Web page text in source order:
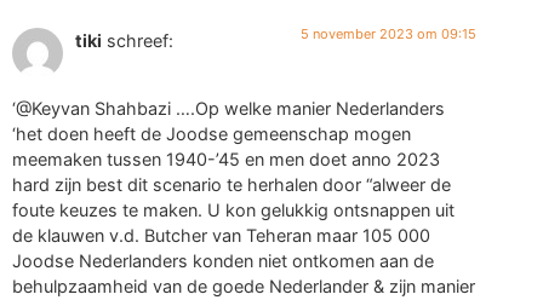
tiki schreef: 5 november 2023 om 09:15
‘@Keyvan Shahbazi ….Op welke manier Nederlanders
‘het doen heeft de Joodse gemeenschap mogen
meemaken tussen 1940-’45 en men doet anno 2023
hard zijn best dit scenario te herhalen door “alweer de
foute keuzes te maken. U kon gelukkig ontsnappen uit
de klauwen v.d. Butcher van Teheran maar 105 000
Joodse Nederlanders konden niet ontkomen aan de
behulpzaamheid van de goede Nederlander & zijn manier